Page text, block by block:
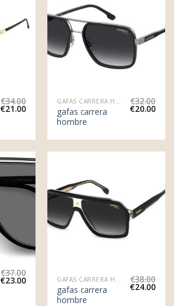
€34.00
€21.00
GAFAS CARRERA HOMBRE
gafas carrera
hombre
€32.00
€20.00
€37.00
€23.00 GAFAS CARRERA HOMBRE
gafas carrera
hombre
€38.00
€24.00